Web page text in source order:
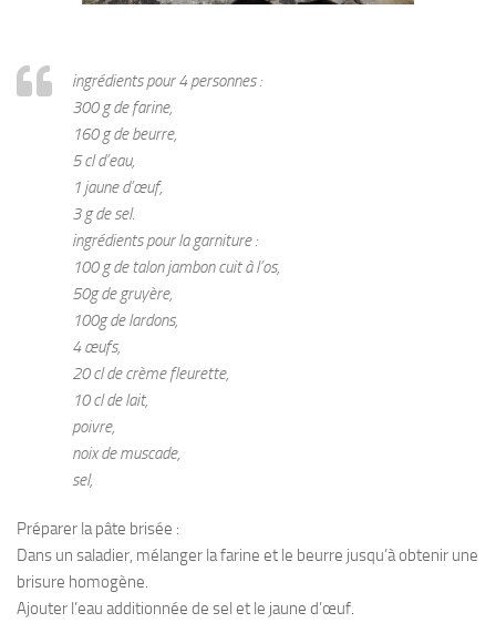
ingrédients pour 4 personnes :
300 g de farine,
160 g de beurre,
5 cl d’eau,
1 jaune d’œuf,
3 g de sel.
ingrédients pour la garniture :
100 g de talon jambon cuit à l’os,
50g de gruyère,
100g de lardons,
4 œufs,
20 cl de crème fleurette,
10 cl de lait,
poivre,
noix de muscade,
sel,
Préparer la pâte brisée :
Dans un saladier, mélanger la farine et le beurre jusqu’à obtenir une
brisure homogène.
Ajouter l’eau additionnée de sel et le jaune d’œuf.